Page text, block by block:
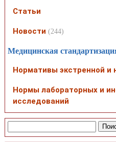
Статьи
Новости (244)
Медицинская
Нормативы экстренной
Нормы лабораторных и
исследований